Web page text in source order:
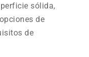
sólida,
de
de